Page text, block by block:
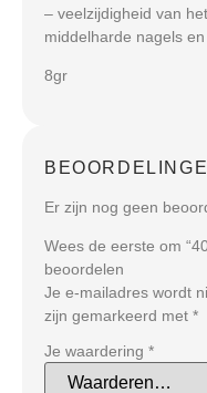
– veelzijdigheid van
middelharde nagels
8gr
Er zijn nog geen
Wees de eerste om
beoordelen
Je e-mailadres wordt
zijn gemarkeerd met *
Je waardering *